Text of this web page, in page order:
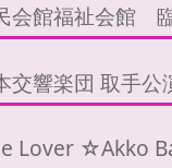
会館福祉会館
交響楽団 取手公
Lover ☆Akko